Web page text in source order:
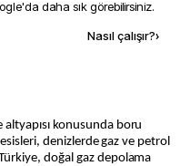
daha sık görebilirsiniz.
Nasıl çalışır?›
konusunda boru
tesisleri, denizlerde gaz ve petrol
doğal gaz depolama